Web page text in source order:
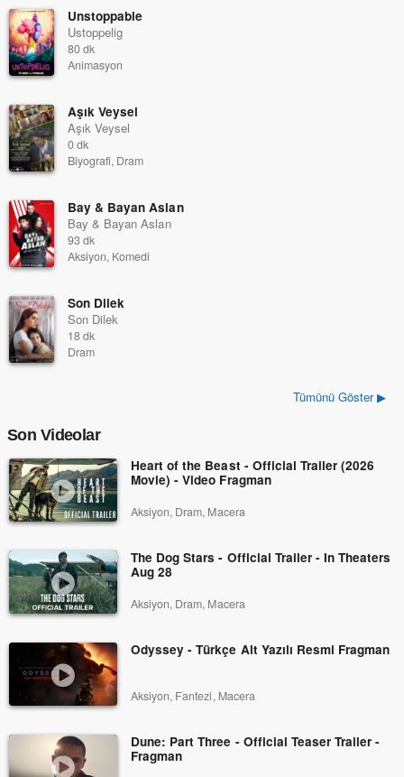
Unstoppable
Ustoppelig
80 dk
Animasyon
Aşık Veysel
Aşık Veysel
0 dk
Biyografi, Dram
Bay & Bayan Aslan
Bay & Bayan Aslan
93 dk
Aksiyon, Komedi
Son Dilek
Son Dilek
18 dk
Dram
Tümünü Göster ▶
Son Videolar
Heart of the Beast - Official Trailer (2026
Movie) - Video Fragman
Aksiyon, Dram, Macera
The Dog Stars - Official Trailer - In Theaters
Aug 28
Aksiyon, Dram, Macera
Odyssey - Türkçe Alt Yazılı Resmi Fragman
Aksiyon, Fantezi, Macera
Dune: Part Three - Official Teaser Trailer -
Fragman